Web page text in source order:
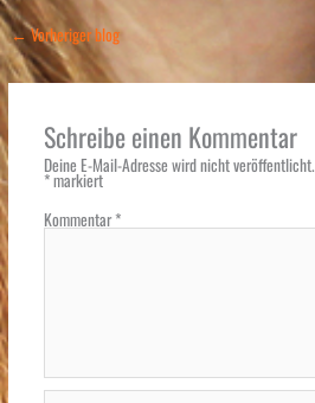
←Vorheriger blog
Schreibe einen Kommentar
Deine E-Mail-Adresse wird nicht veröffentlicht.
*markiert
Kommentar*
Name*